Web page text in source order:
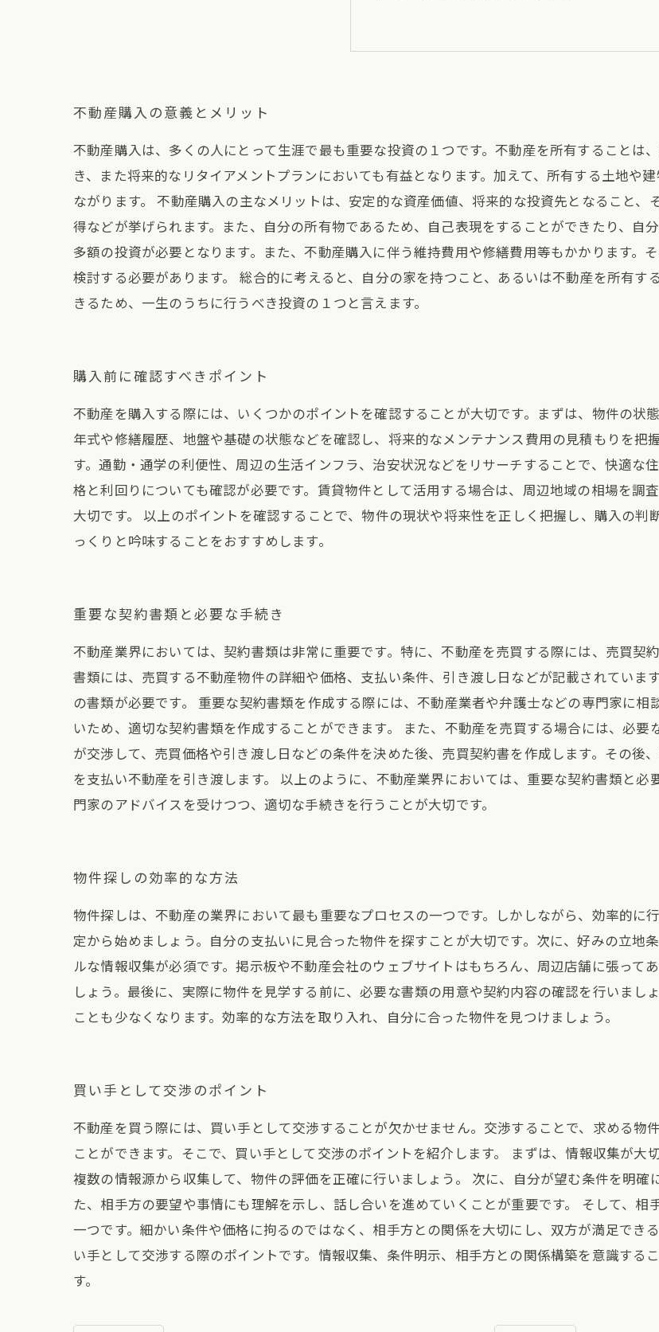
不動産購入の意義とメリット
不動産購入は、多くの人にとって生涯で最も重要な投資の１つです。不動産を所有することは
き、また将来的なリタイアメントプランにおいても有益となります。加えて、所有する土地や
ながります。 不動産購入の主なメリットは、安定的な資産価値、将来的な投資先となること
得などが挙げられます。また、自分の所有物であるため、自己表現をすることができたり、自
多額の投資が必要となります。また、不動産購入に伴う維持費用や修繕費用等もかかります。
検討する必要があります。 総合的に考えると、自分の家を持つこと、あるいは不動産を所有
きるため、一生のうちに行うべき投資の１つと言えます。
購入前に確認すべきポイント
不動産を購入する際には、いくつかのポイントを確認することが大切です。まずは、物件の状
年式や修繕履歴、地盤や基礎の状態などを確認し、将来的なメンテナンス費用の見積もりを把
す。通勤・通学の利便性、周辺の生活インフラ、治安状況などをリサーチすることで、快適な
格と利回りについても確認が必要です。賃貸物件として活用する場合は、周辺地域の相場を調
大切です。 以上のポイントを確認することで、物件の現状や将来性を正しく把握し、購入の
っくりと吟味することをおすすめします。
重要な契約書類と必要な手続き
不動産業界においては、契約書類は非常に重要です。特に、不動産を売買する際には、売買契
書類には、売買する不動産物件の詳細や価格、支払い条件、引き渡し日などが記載されていま
の書類が必要です。 重要な契約書類を作成する際には、不動産業者や弁護士などの専門家に
いため、適切な契約書類を作成することができます。 また、不動産を売買する場合には、必
が交渉して、売買価格や引き渡し日などの条件を決めた後、売買契約書を作成します。その後
を支払い不動産を引き渡します。 以上のように、不動産業界においては、重要な契約書類と
門家のアドバイスを受けつつ、適切な手続きを行うことが大切です。
物件探しの効率的な方法
物件探しは、不動産の業界において最も重要なプロセスの一つです。しかしながら、効率的に
定から始めましょう。自分の支払いに見合った物件を探すことが大切です。次に、好みの立地
ルな情報収集が必須です。掲示板や不動産会社のウェブサイトはもちろん、周辺店舗に張って
しょう。最後に、実際に物件を見学する前に、必要な書類の用意や契約内容の確認を行いまし
ことも少なくなります。効率的な方法を取り入れ、自分に合った物件を見つけましょう。
買い手として交渉のポイント
不動産を買う際には、買い手として交渉することが欠かせません。交渉することで、求める物
ことができます。そこで、買い手として交渉のポイントを紹介します。 まずは、情報収集が大
複数の情報源から収集して、物件の評価を正確に行いましょう。 次に、自分が望む条件を明
た、相手方の要望や事情にも理解を示し、話し合いを進めていくことが重要です。 そして、
一つです。細かい条件や価格に拘るのではなく、相手方との関係を大切にし、双方が満足でき
い手として交渉する際のポイントです。情報収集、条件明示、相手方との関係構築を意識する
す。